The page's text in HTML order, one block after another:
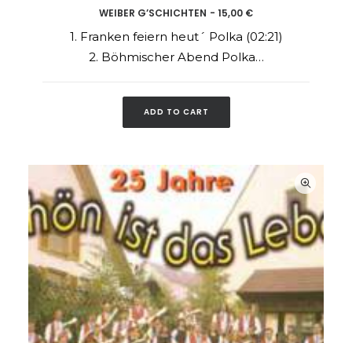
WEIBER G’SCHICHTEN 15,00 €
1. Franken feiern heut´ Polka (02:21)
2. Böhmischer Abend Polka…
ADD TO CART